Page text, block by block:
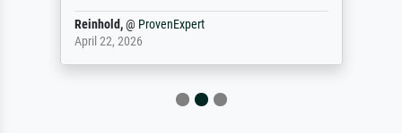
Reinhold,@ ProvenExpert
April 22, 2026